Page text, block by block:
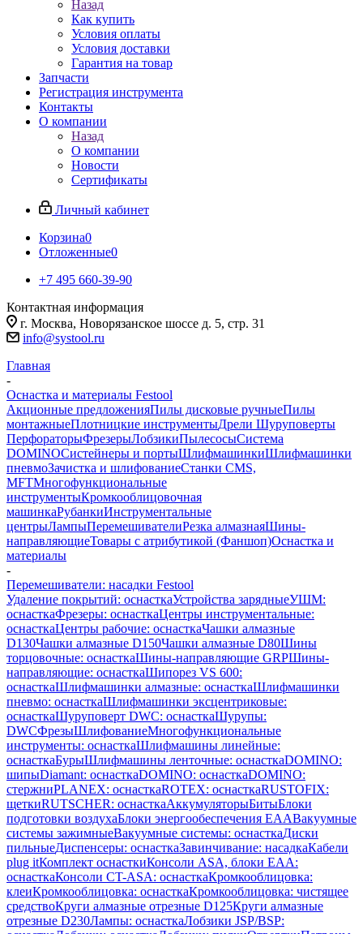
Назад
Как купить
Условия оплаты
Условия доставки
Гарантия на товар
Запчасти
Регистрация инструмента
Контакты
О компании
Назад
О компании
Новости
Сертификаты
Личный кабинет
Корзина0
Отложенные0
+7 495 660-39-90
Контактная информация
г. Москва, Новорязанское шоссе д. 5, стр. 31
info@systool.ru
Главная
-
Оснастка и материалы Festool
Акционные предложенияПилы дисковые ручныеПилы
монтажныеПлотницкие инструментыДрели Шуруповерты
ПерфораторыФрезерыЛобзикиПылесосыСистема
DOMINOСистейнеры и портыШлифмашинкиШлифмашинки
пневмоЗачистка и шлифованиеСтанки CMS,
MFTМногофункциональные
инструментыКромкооблицовочная
машинкаРубанкиИнструментальные
центрыЛампыПеремешивателиРезка алмазнаяШины-
направляющиеТовары с атрибутикой (Фаншоп)Оснастка и
материалы
-
Перемешиватели: насадки Festool
Удаление покрытий: оснасткаУстройства зарядныеУШМ:
оснасткаФрезеры: оснасткаЦентры инструментальные:
оснасткаЦентры рабочие: оснасткаЧашки алмазные
D130Чашки алмазные D150Чашки алмазные D80Шины
торцовочные: оснасткаШины-направляющие GRPШины-
направляющие: оснасткаШипорез VS 600:
оснасткаШлифмашинки алмазные: оснасткаШлифмашинки
пневмо: оснасткаШлифмашинки эксцентриковые:
оснасткаШуруповерт DWC: оснасткаШурупы:
DWCФрезыШлифованиеМногофункциональные
инструменты: оснасткаШлифмашины линейные:
оснасткаБурыШлифмашины ленточные: оснасткаDOMINO:
шипыDiamant: оснасткаDOMINO: оснасткаDOMINO:
стержниPLANEX: оснасткаROTEX: оснасткаRUSTOFIX:
щеткиRUTSCHER: оснасткаАккумуляторыБитыБлоки
подготовки воздухаБлоки энергообеспечения EAAВакуумные
системы зажимныеВакуумные системы: оснасткаДиски
пильныеДиспенсеры: оснасткаЗавинчивание: насадкаКабели
plug itКомплект оснасткиКонсоли ASA, блоки EAA:
оснасткаКонсоли CT-ASA: оснасткаКромкооблицовка:
клеиКромкооблицовка: оснасткаКромкооблицовка: чистящее
средствоКруги алмазные отрезные D125Круги алмазные
отрезные D230Лампы: оснасткаЛобзики JSP/BSP: